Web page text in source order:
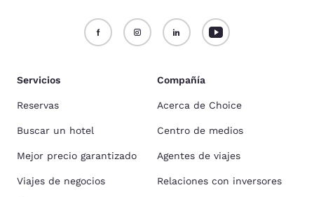
Servicios
Reservas
Buscar un hotel
Mejor precio garantizado
Viajes de negocios
Compañía
Acerca de Choice
Centro de medios
Agentes de viajes
Relaciones con inversores